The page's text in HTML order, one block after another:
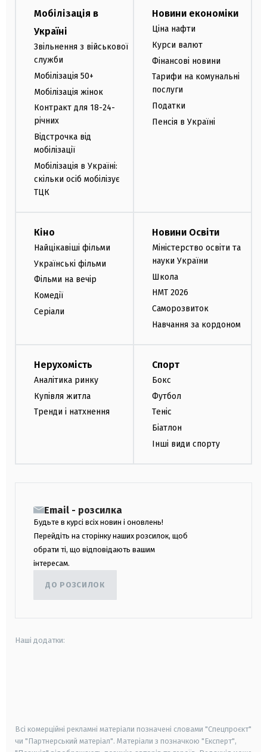
Мобілізація в
Україні
Звільнення з військової
служби
Мобілізація 50+
Мобілізація жінок
Контракт для 18-24-
річних
Відстрочка від
мобілізації
Мобілізація в Україні:
скільки осіб мобілізує
ТЦК
Новини економіки
Ціна нафти
Курси валют
Фінансові новини
Тарифи на комунальні
послуги
Податки
Пенсія в Україні
Кіно
Найцікавіші фільми
Українські фільми
Фільми на вечір
Комедії
Серіали
Новини Освіти
Міністерство освіти та
науки України
Школа
НМТ 2026
Саморозвиток
Навчання за кордоном
Нерухомість
Аналітика ринку
Купівля житла
Тренди і натхнення
Спорт
Бокс
Футбол
Теніс
Біатлон
Інші види спорту
Email - розсилка
Будьте в курсі всіх новин і оновлень!
Перейдіть на сторінку наших розсилок, щоб
обрати ті, що відповідають вашим
інтересам.
ДО РОЗСИЛОК
Наші додатки:
Всі комерційні рекламні матеріали позначені словами "Спецпроєкт"
чи "Партнерський матеріал". Матеріали з позначкою "Експерт",